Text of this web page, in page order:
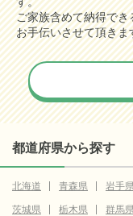
ご家族含めて納得で
お手伝いさせて頂きま
都道府県から探す
北海道 青森県 岩手
茨城県
栃木県 群馬